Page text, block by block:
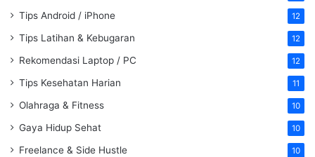
Tips Android / iPhone 12
Tips Latihan & Kebugaran 12
Rekomendasi Laptop / PC 12
Tips Kesehatan Harian 11
Olahraga & Fitness 10
Gaya Hidup Sehat 10
Freelance & Side Hustle 10